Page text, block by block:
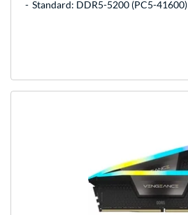
Standard: DDR5-5200 (PC5-41600)